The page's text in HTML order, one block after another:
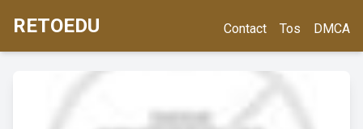
RETOEDU Contact Tos DMCA